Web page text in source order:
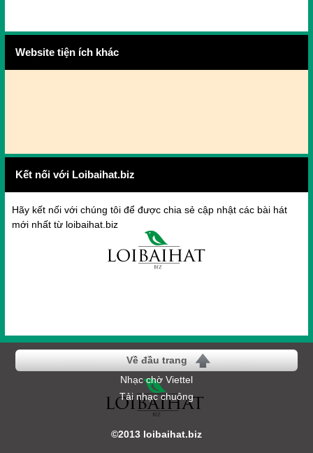
Website tiện ích khác
Kết nối với Loibaihat.biz
Hãy kết nối với chúng tôi để được chia sẻ cập nhật các bài hát
mới nhất từ loibaihat.biz
Về đầu trang
Nhạc chờ Viettel
Tải nhạc chuông
©2013 loibaihat.biz